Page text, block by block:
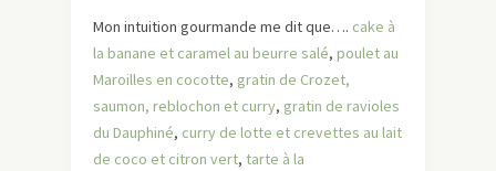
Mon intuition gourmande me dit que…. cake à
la banane et caramel au beurre salé, poulet au
Maroilles en cocotte, gratin de Crozet,
saumon, reblochon et curry, gratin de ravioles
du Dauphiné, curry de lotte et crevettes au lait
de coco et citron vert, tarte à la